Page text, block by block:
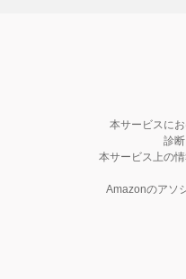
本サービスに
診
本サービス上の
Amazonのアソ